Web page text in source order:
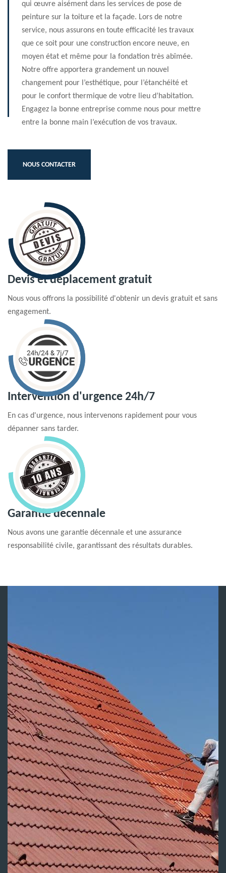
qui œuvre aisément dans les services de pose de
peinture sur la toiture et la façade. Lors de notre
service, nous assurons en toute efficacité les travaux
que ce soit pour une construction encore neuve, en
moyen état et même pour la fondation très abîmée.
Notre offre apportera grandement un nouvel
changement pour l’esthétique, pour l’étanchéité et
pour le confort thermique de votre lieu d’habitation.
Engagez la bonne entreprise comme nous pour mettre
entre la bonne main l’exécution de vos travaux.
NOUS CONTACTER
Devis et déplacement gratuit
Nous vous offrons la possibilité d'obtenir un devis gratuit et sans
engagement.
Intervention d'urgence 24h/7
En cas d'urgence, nous intervenons rapidement pour vous
dépanner sans tarder.
Garantie decennale
Nous avons une garantie décennale et une assurance
responsabilité civile, garantissant des résultats durables.